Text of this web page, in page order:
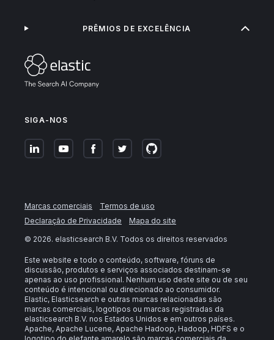
SIGA-NOS
PRÊMIOS DE EXCELÊNCIA
Marcas comerciais
Termos de uso
Declaração de Privacidade
Mapa do site
© 2026. elasticsearch B.V. Todos os direitos reservados
Este website e todo o conteúdo, software, fóruns de
discussão, produtos e serviços associados destinam-se
apenas ao uso profissional. Nenhum uso deste site ou de seu
conteúdo é intencional ou direcionado ao consumidor.
Elastic, Elasticsearch e outras marcas relacionadas são
marcas comerciais, logotipos ou marcas registradas da
elasticsearch B.V. nos Estados Unidos e em outros países.
Apache, Apache Lucene, Apache Hadoop, Hadoop, HDFS e o